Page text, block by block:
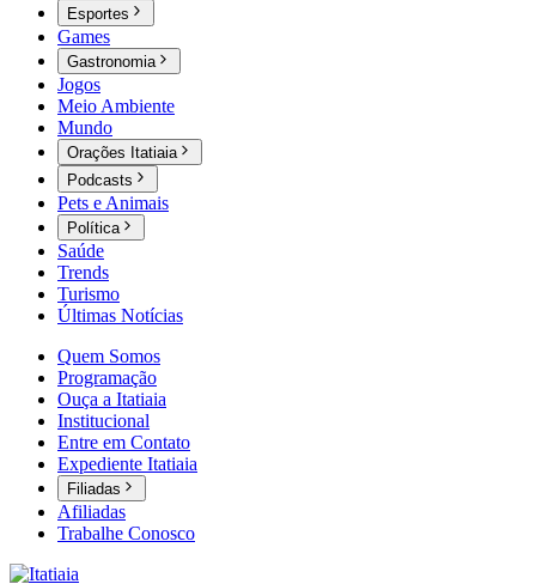
Esportes
Games
Gastronomia
Jogos
Meio Ambiente
Mundo
Orações Itatiaia
Podcasts
Pets e Animais
Política
Saúde
Trends
Turismo
Últimas Notícias
Quem Somos
Programação
Ouça a Itatiaia
Institucional
Entre em Contato
Expediente Itatiaia
Filiadas
Afiliadas
Trabalhe Conosco